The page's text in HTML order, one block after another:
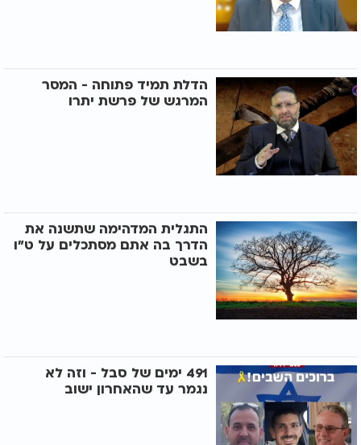
הדלת תמיד פתוחה - המסר
המרגש של פרשת יתרו
התגלית המדהימה שתשנה את
הדרך בה אתם מסתכלים על ט"ו
בשבט
491 ימים של סבל - וזה לא
נגמר עד שהאחרון ישוב